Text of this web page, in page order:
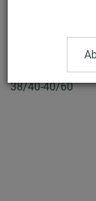
V4A MPC-
38/40-40/60